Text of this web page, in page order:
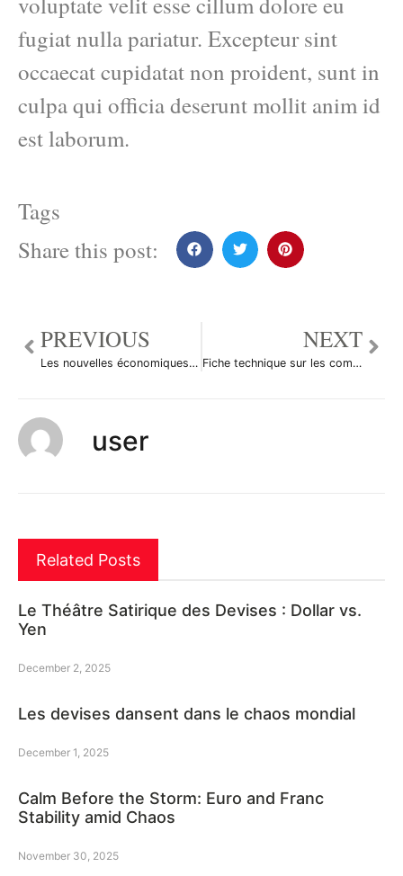
fugiat nulla pariatur. Excepteur sint
occaecat cupidatat non proident, sunt in
culpa qui officia deserunt mollit anim id
est laborum.
Tags
Share this post:
PREVIOUS
Les nouvelles économiques du 22 décembre 2011
NEXT
Fiche technique sur les commandes de biens durables aux États-Unis
user
Related Posts
Le Théâtre Satirique des Devises : Dollar vs.
Yen
December 2, 2025
Les devises dansent dans le chaos mondial
December 1, 2025
Calm Before the Storm: Euro and Franc
Stability amid Chaos
November 30, 2025